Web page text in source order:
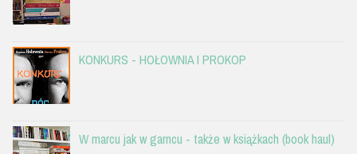
KONKURS - HOŁOWNIA I PROKOP
W marcu jak w garncu - także w książkach (book haul)